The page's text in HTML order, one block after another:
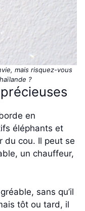
mais risquez-vous
?
en
éléphants et
du cou. Il peut se
un chauffeur,
sans qu’il
tôt ou tard, il